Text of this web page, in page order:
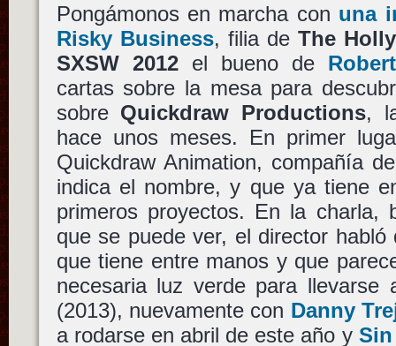
Pongámonos en marcha con una
Risky Business, filia deThe
SXSW 2012el bueno de
cartas sobre la mesa para
sobre Quickdraw Productions,
hace unos meses. En primer
Quickdraw Animation, compañía
indica el nombre, y que ya tiene
primeros proyectos. En la charla,
que se puede ver, el director
que tiene entre manos y que
necesaria luz verde para
(2013), nuevamente con Danny
a rodarse en abril de este año y